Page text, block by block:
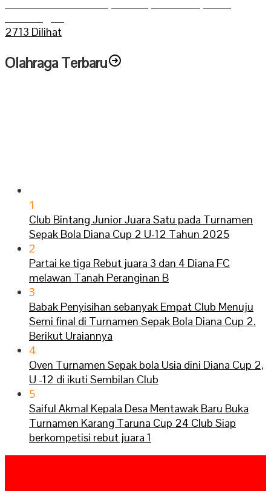
2713 Dilihat
Olahraga Terbaru
1
Club Bintang Junior Juara Satu pada Turnamen
Sepak Bola Diana Cup 2 U-12 Tahun 2025
2
Partai ke tiga Rebut juara 3 dan 4 Diana FC
melawan Tanah Peranginan B
3
Babak Penyisihan sebanyak Empat Club Menuju
Semi final di Turnamen Sepak Bola Diana Cup 2.
Berikut Uraiannya
4
Oven Turnamen Sepak bola Usia dini Diana Cup 2,
U -12 di ikuti Sembilan Club
5
Saiful Akmal Kepala Desa Mentawak Baru Buka
Turnamen Karang Taruna Cup 24 Club Siap
berkompetisi rebut juara 1